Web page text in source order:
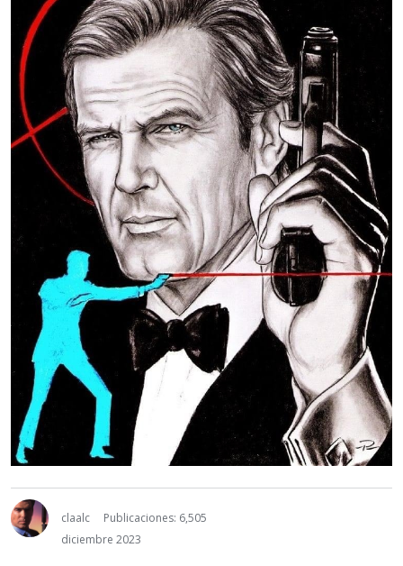
claalc
Publicaciones: 6,505
diciembre 2023